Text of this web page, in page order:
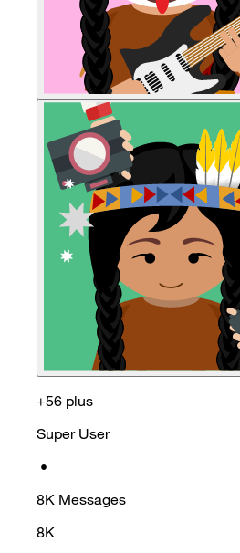
+56 plus
Super User
•
8K Messages
8K